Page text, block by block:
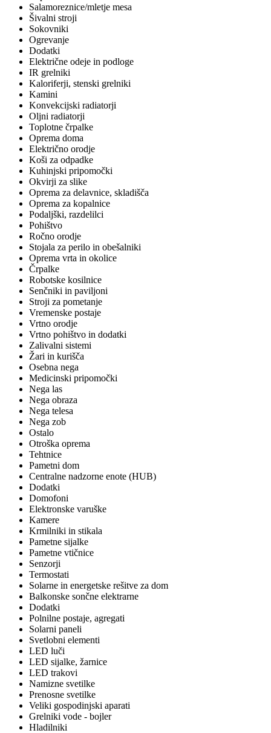
Salamoreznice/mletje mesa
Šivalni stroji
Sokovniki
Ogrevanje
Dodatki
Električne odeje in podloge
IR grelniki
Kaloriferji, stenski grelniki
Kamini
Konvekcijski radiatorji
Oljni radiatorji
Toplotne črpalke
Oprema doma
Električno orodje
Koši za odpadke
Kuhinjski pripomočki
Okvirji za slike
Oprema za delavnice, skladišča
Oprema za kopalnice
Podaljški, razdelilci
Pohištvo
Ročno orodje
Stojala za perilo in obešalniki
Oprema vrta in okolice
Črpalke
Robotske kosilnice
Senčniki in paviljoni
Stroji za pometanje
Vremenske postaje
Vrtno orodje
Vrtno pohištvo in dodatki
Zalivalni sistemi
Žari in kurišča
Osebna nega
Medicinski pripomočki
Nega las
Nega obraza
Nega telesa
Nega zob
Ostalo
Otroška oprema
Tehtnice
Pametni dom
Centralne nadzorne enote (HUB)
Dodatki
Domofoni
Elektronske varuške
Kamere
Krmilniki in stikala
Pametne sijalke
Pametne vtičnice
Senzorji
Termostati
Solarne in energetske rešitve za dom
Balkonske sončne elektrarne
Dodatki
Polnilne postaje, agregati
Solarni paneli
Svetlobni elementi
LED luči
LED sijalke, žarnice
LED trakovi
Namizne svetilke
Prenosne svetilke
Veliki gospodinjski aparati
Grelniki vode - bojler
Hladilniki